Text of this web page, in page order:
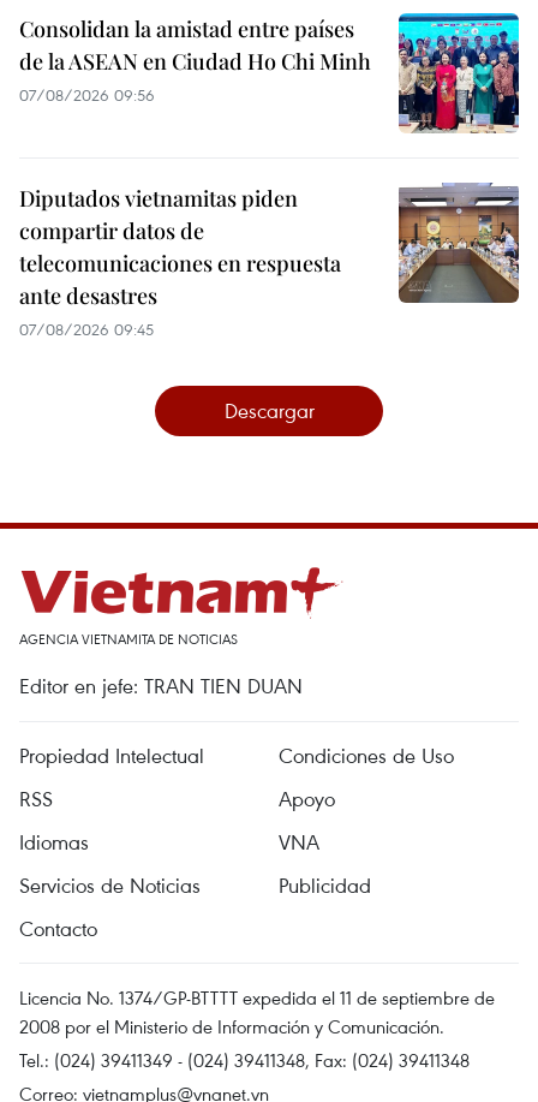
Consolidan la amistad entre países
de la ASEAN en Ciudad Ho Chi Minh
07/08/2026 09:56
Diputados vietnamitas piden
compartir datos de
telecomunicaciones en respuesta
ante desastres
07/08/2026 09:45
Descargar
AGENCIA VIETNAMITA DE NOTICIAS
Editor en jefe: TRAN TIEN DUAN
Propiedad Intelectual
Condiciones de Uso
RSS
Apoyo
Idiomas
VNA
Servicios de Noticias
Publicidad
Contacto
Licencia No. 1374/GP-BTTTT expedida el 11 de septiembre de
2008 por el Ministerio de Información y Comunicación.
Tel.: (024) 39411349 - (024) 39411348, Fax: (024) 39411348
Correo: vietnamplus@vnanet.vn